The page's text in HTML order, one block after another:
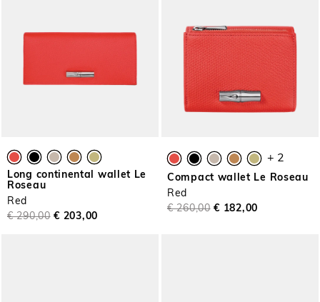
Long continental wallet Le
Roseau
Red
€ 290,00 € 203,00
+ 2
Compact wallet Le Roseau
Red
€ 260,00 € 182,00